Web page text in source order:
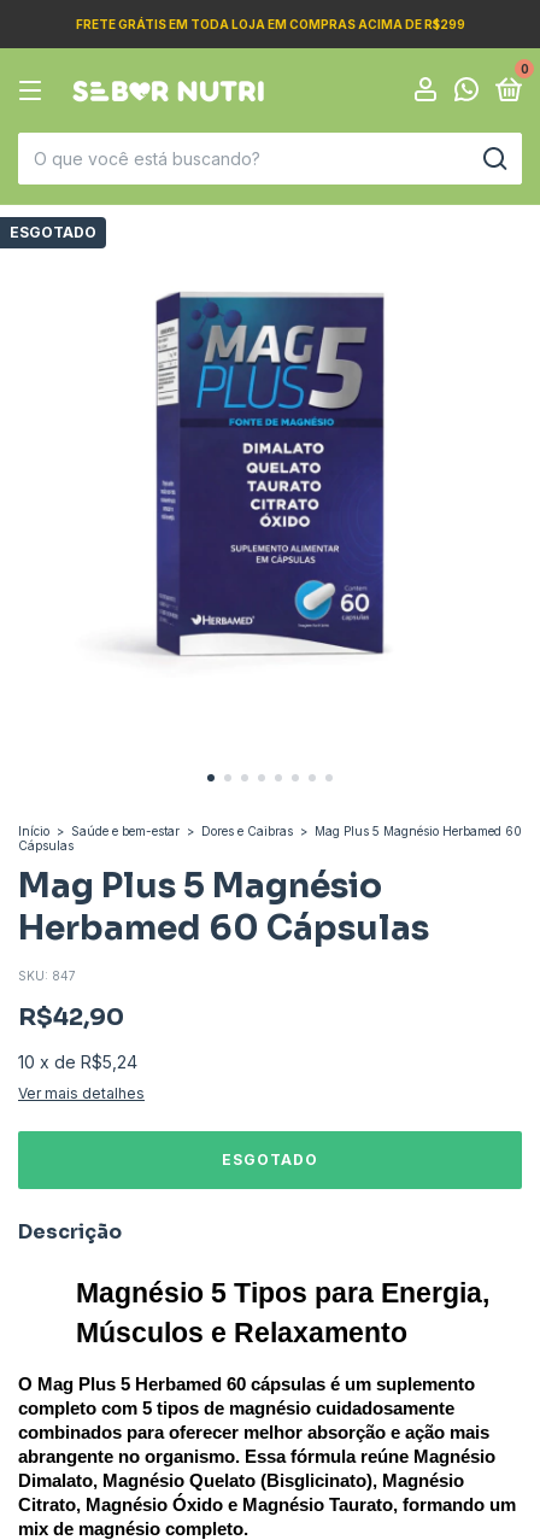
FRETE GRÁTIS EM TODA LOJA EM COMPRAS ACIMA DE R$299
0
ESGOTADO
Início > Saúde e bem-estar > Dores e Caibras > Mag Plus 5 Magnésio Herbamed 60
Cápsulas
Mag Plus 5 Magnésio
Herbamed 60 Cápsulas
SKU: 847
R$42,90
10 x de R$5,24
Ver mais detalhes
Descrição
Magnésio 5 Tipos para Energia,
Músculos e Relaxamento
O Mag Plus 5 Herbamed 60 cápsulas é um suplemento
completo com 5 tipos de magnésio cuidadosamente
combinados para oferecer melhor absorção e ação mais
abrangente no organismo. Essa fórmula reúne Magnésio
Dimalato, Magnésio Quelato (Bisglicinato), Magnésio
Citrato, Magnésio Óxido e Magnésio Taurato, formando um
mix de magnésio completo.